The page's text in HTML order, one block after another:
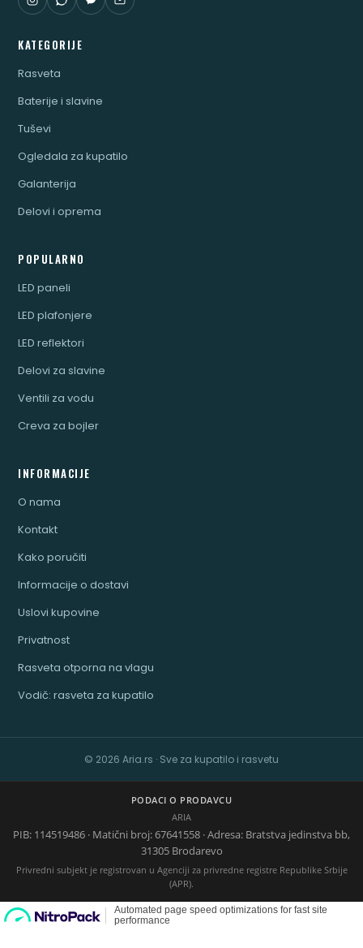
KATEGORIJE
Rasveta
Baterije i slavine
Tuševi
Ogledala za kupatilo
Galanterija
Delovi i oprema
POPULARNO
LED paneli
LED plafonjere
LED reflektori
Delovi za slavine
Ventili za vodu
Creva za bojler
INFORMACIJE
O nama
Kontakt
Kako poručiti
Informacije o dostavi
Uslovi kupovine
Privatnost
Rasveta otporna na vlagu
Vodič: rasveta za kupatilo
© 2026 Aria.rs · Sve za kupatilo i rasvetu
PODACI O PRODAVCU
ARIA
PIB: 114519486 · Matični broj: 67641558 · Adresa: Bratstva jedinstva bb,
31305 Brodarevo
Privredni subjekt je registrovan u Agenciji za privredne registre Republike Srbije
(APR).